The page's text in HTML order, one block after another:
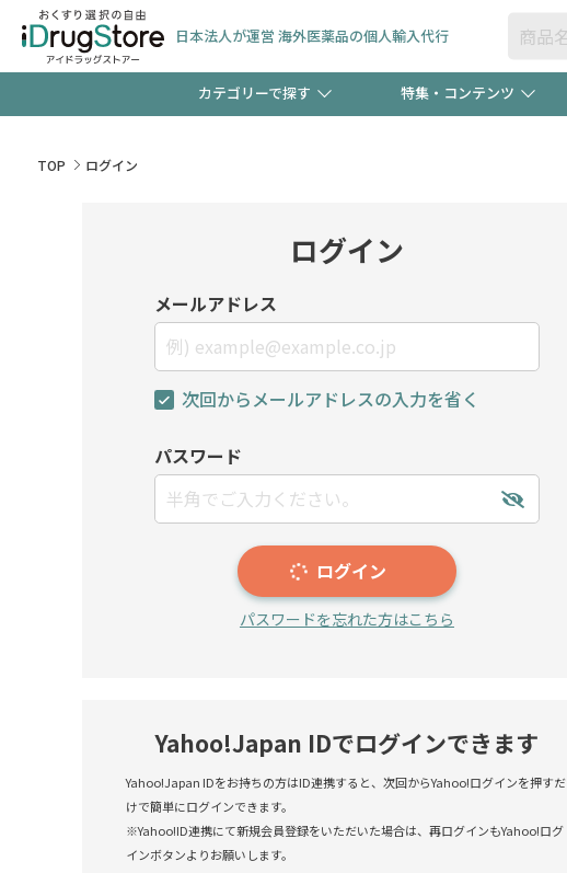
日本法人が運営 海外医薬品の個人輸入代行
カテゴリーで探す
検査キット
特集・コンテンツ
当店スタッフが贈る音声プログラム
TOP ログイン
ログイン
メールアドレス
次回からメールアドレスの入力を省く
パスワード
ログイン
パスワードを忘れた方はこちら
Yahoo!Japan IDでログインできます
Yahoo!Japan IDをお持ちの方はID連携すると、次回からYahoo!ログインを押すだ
けで簡単にログインできます。
※Yahoo!ID連携にて新規会員登録をいただいた場合は、再ログインもYahoo!ログ
インボタンよりお願いします。